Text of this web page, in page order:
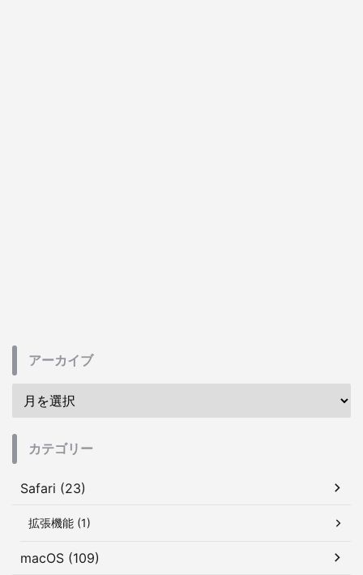
アーカイブ
カテゴリー
Safari (23)
拡張機能 (1)
macOS (109)